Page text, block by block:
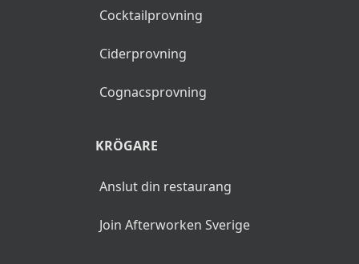
Champagneprovning
Bubbelprovning
Whiskyprovning
Romprovning